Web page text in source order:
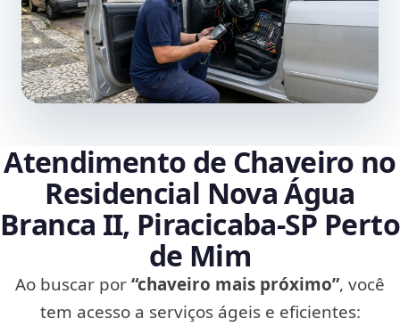
Atendimento de Chaveiro no
Residencial Nova Água
Branca II, Piracicaba‑SP Perto
de Mim
Ao buscar por“chaveiro mais próximo”, você
tem acesso a serviços ágeis e eficientes: